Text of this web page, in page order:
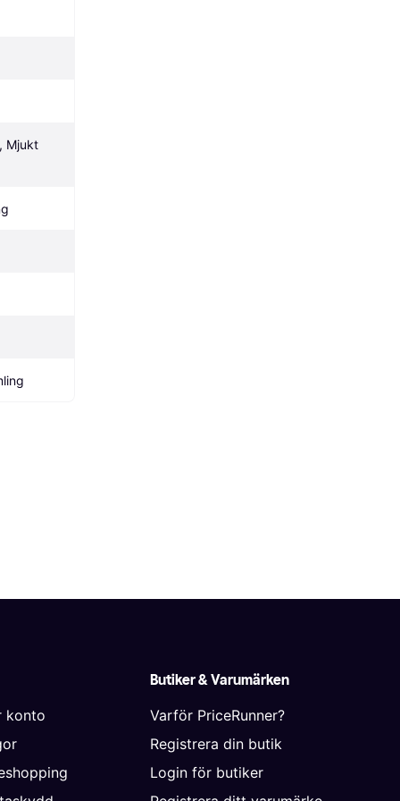
Mjukt
konto
Butiker & Varumärken
Varför PriceRunner?
Registrera din butik
Login för butiker